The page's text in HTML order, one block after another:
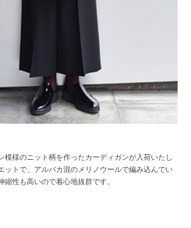
模様のニット柄を作ったカーディガンが入荷いたし
ットで、アルパカ混のメリノウールで編み込んでい
縮性も高いので着心地抜群です。